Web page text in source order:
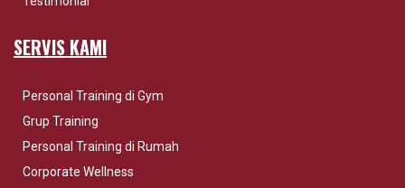
SERVIS KAMI
Personal Training di Gym
Grup Training
Personal Training di Rumah
Corporate Wellness